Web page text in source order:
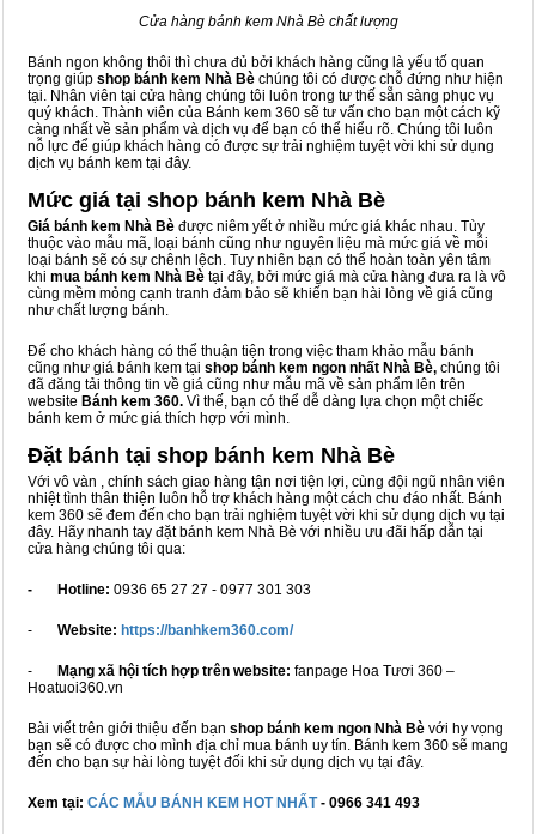
Cửa hàng bánh kem Nhà Bè chất lượng
Bánh ngon không thôi thì chưa đủ bởi khách hàng cũng là yếu tố quan
trọng giúp shop bánh kem Nhà Bè chúng tôi có được chỗ đứng như hiện
tại. Nhân viên tại cửa hàng chúng tôi luôn trong tư thế sẵn sàng phục vụ
quý khách. Thành viên của Bánh kem 360 sẽ tư vấn cho bạn một cách kỹ
càng nhất về sản phẩm và dịch vụ để bạn có thể hiểu rõ. Chúng tôi luôn
nỗ lực để giúp khách hàng có được sự trải nghiệm tuyệt vời khi sử dụng
dịch vụ bánh kem tại đây.
Mức giá tại shop bánh kem Nhà Bè
Giá bánh kem Nhà Bè được niêm yết ở nhiều mức giá khác nhau. Tùy
thuộc vào mẫu mã, loại bánh cũng như nguyên liệu mà mức giá về mỗi
loại bánh sẽ có sự chênh lệch. Tuy nhiên bạn có thể hoàn toàn yên tâm
khi mua bánh kem Nhà Bè tại đây, bởi mức giá mà cửa hàng đưa ra là vô
cùng mềm mỏng cạnh tranh đảm bảo sẽ khiến bạn hài lòng về giá cũng
như chất lượng bánh.
Để cho khách hàng có thể thuận tiện trong việc tham khảo mẫu bánh
cũng như giá bánh kem tại shop bánh kem ngon nhất Nhà Bè, chúng tôi
đã đăng tải thông tin về giá cũng như mẫu mã về sản phẩm lên trên
website Bánh kem 360. Vì thế, bạn có thể dễ dàng lựa chọn một chiếc
bánh kem ở mức giá thích hợp với mình.
Đặt bánh tại shop bánh kem Nhà Bè
Với vô vàn , chính sách giao hàng tận nơi tiện lợi, cùng đội ngũ nhân viên
nhiệt tình thân thiện luôn hỗ trợ khách hàng một cách chu đáo nhất. Bánh
kem 360 sẽ đem đến cho bạn trải nghiệm tuyệt vời khi sử dụng dịch vụ tại
đây. Hãy nhanh tay đặt bánh kem Nhà Bè với nhiều ưu đãi hấp dẫn tại
cửa hàng chúng tôi qua:
- Hotline: 0936 65 27 27 - 0977 301 303
- Website: https://banhkem360.com/
- Mạng xã hội tích hợp trên website: fanpage Hoa Tươi 360 –
Hoatuoi360.vn
Bài viết trên giới thiệu đến bạn shop bánh kem ngon Nhà Bè với hy vọng
bạn sẽ có được cho mình địa chỉ mua bánh uy tín. Bánh kem 360 sẽ mang
đến cho bạn sự hài lòng tuyệt đối khi sử dụng dịch vụ tại đây.
Xem tại: CÁC MẪU BÁNH KEM HOT NHẤT- 0966 341 493